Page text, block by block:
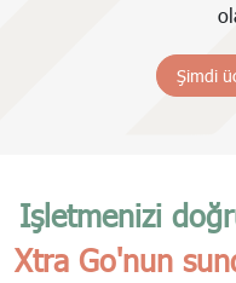
Şimdi
Işletmenizi
Xtra Go'nun